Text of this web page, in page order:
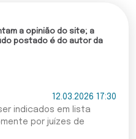
a opinião do site; a
postado é do autor da
12.03.2026 17:30
indicados em lista
por juízes de